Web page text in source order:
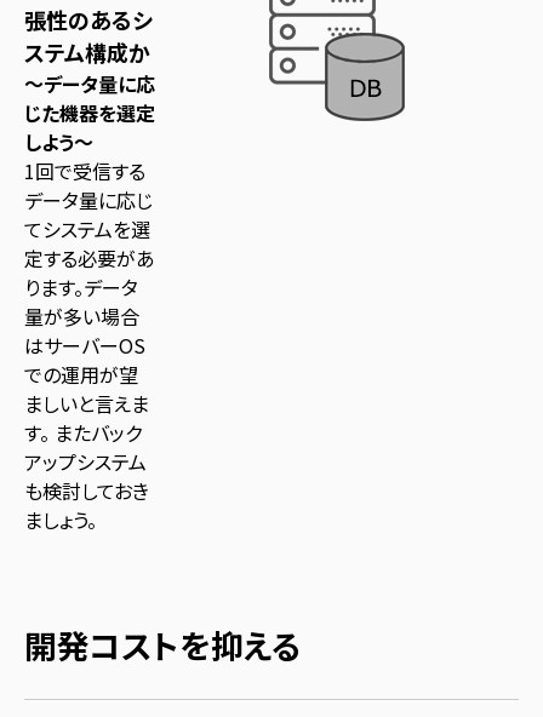
張性のあるシ
ステム構成か
～データ量に応
じた機器を選定
しよう～
1回で受信する
データ量に応じ
てシステムを選
定する必要があ
ります。データ
量が多い場合
はサーバーOS
での運用が望
ましいと言えま
す。 またバック
アップシステム
も検討しておき
ましょう。
開発コストを抑える